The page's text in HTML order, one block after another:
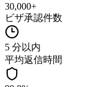
30,000+
ビザ承認件数
5 分以内
平均返信時間